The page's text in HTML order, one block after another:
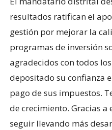
resultados ratifican el
gestión por mejorar la
programas de inversión
agradecidos con todos
depositado su confianza
pago de sus impuestos.
de crecimiento. Gracias a
seguir llevando más